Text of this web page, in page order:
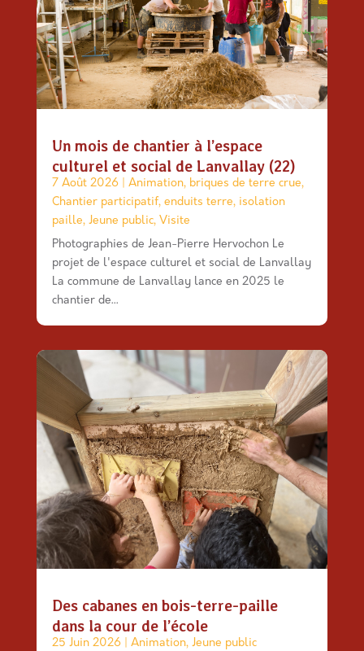
Un mois de chantier à l’espace
culturel et social de Lanvallay (22)
7 Août 2026| Animation, briques de terre crue,
Chantier participatif, enduits terre, isolation
paille, Jeune public, Visite
Photographies de Jean-Pierre Hervochon Le
projet de l'espace culturel et social de Lanvallay
La commune de Lanvallay lance en 2025 le
chantier de...
Des cabanes en bois-terre-paille
dans la cour de l’école
25 Juin 2026| Animation, Jeune public